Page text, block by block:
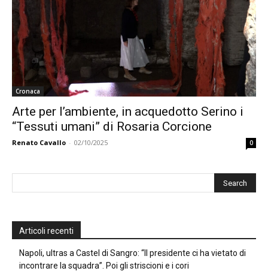
Cronaca
Arte per l’ambiente, in acquedotto Serino i
“Tessuti umani” di Rosaria Corcione
Renato Cavallo - 02/10/2025 0
Articoli recenti
Napoli, ultras a Castel di Sangro: “Il presidente ci ha vietato di
incontrare la squadra”. Poi gli striscioni e i cori